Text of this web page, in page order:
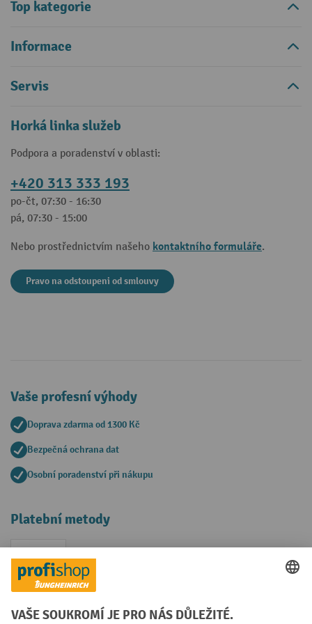
Top kategorie
Informace
Servis
Horká linka služeb
Podpora a poradenství v oblasti:
+420 313 333 193
po-čt, 07:30 - 16:30
pá, 07:30 - 15:00
Nebo prostřednictvím našeho kontaktního formuláře.
Pravo na odstoupeni od smlouvy
Vaše profesní výhody
Doprava zdarma od 1300 Kč
Bezpečná ochrana dat
Osobní poradenství při nákupu
Platební metody
Faktura
Sociální sítě